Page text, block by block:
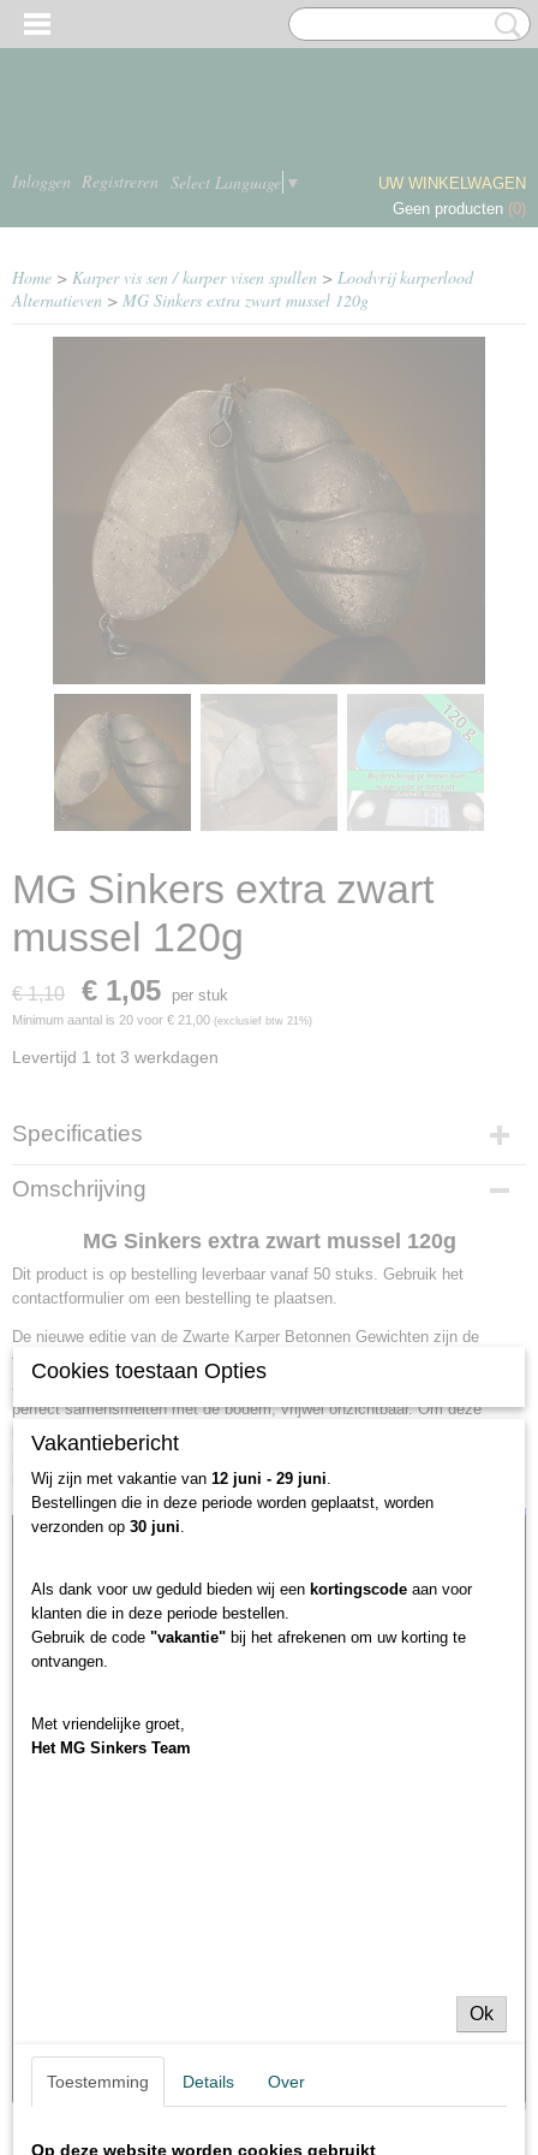
Inloggen Registreren Select Language ▼
UW WINKELWAGEN
Geen producten (0)
Home > Karper vis sen / karper visen spullen > Loodvrij karperlood
Alternatieven > MG Sinkers extra zwart mussel 120g
MG Sinkers extra zwart
mussel 120g
€ 1,10 € 1,05 per stuk
Minimum aantal is 20 voor € 21,00 (exclusief btw 21%)
Levertijd 1 tot 3 werkdagen
Specificaties
Productcode
mussel zwart
Netto gewicht
Bruto gewicht
0,15 Kg
Omschrijving
MG Sinkers extra zwart mussel 120g
Dit product is op bestelling leverbaar vanaf 50 stuks. Gebruik het
contactformulier om een bestelling te plaatsen.
De nieuwe editie van de Zwarte Karper Betonnen Gewichten zijn de
favoriet van klanten, met een "mussel" vorm en kenmerkend door een
zwarte kleur met subtiele lichte vlekjes. Hun unieke ontwerp maakt dat ze
perfect samensmelten met de bodem, vrijwel onzichtbaar. Om deze
bijzondere kleur te zien, dompel je ze onder in water, waar ze een subtiele
karpervissers die streven naar perfectie in camouflage.
Cookies toestaan Opties
Vakantiebericht
Wij zijn met vakantie van 12 juni - 29 juni.
Bestellingen die in deze periode worden geplaatst, worden
verzonden op 30 juni.
Als dank voor uw geduld bieden wij een kortingscode aan voor
klanten die in deze periode bestellen.
Gebruik de code "vakantie" bij het afrekenen om uw korting te
ontvangen.
Met vriendelijke groet,
Het MG Sinkers Team
Ok
Toestemming Details Over
Op deze website worden cookies gebruikt